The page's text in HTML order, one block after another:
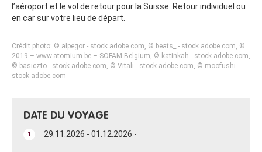
l’aéroport et le vol de retour pour la Suisse. Retour individuel ou
en car sur votre lieu de départ.
Crédit photo: © alpegor - stock.adobe.com, © beats_ - stock.adobe.com, ©
2019 – www.atomium.be – SOFAM Belgium, © katinkah - stock.adobe.com,
© basiczto - stock.adobe.com, © Vitali - stock.adobe.com, © moofushi -
stock.adobe.com
DATE DU VOYAGE
1 29.11.2026 - 01.12.2026 -